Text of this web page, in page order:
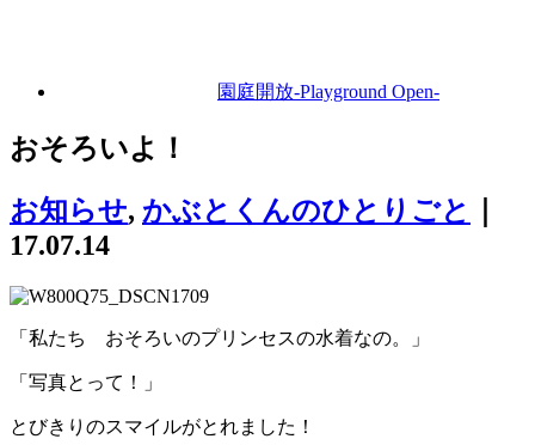
園庭開放-Playground Open-
おそろいよ！
お知らせ, かぶとくんのひとりごと
17.07.14
「私たち おそろいのプリンセスの水着なの。」
「写真とって！」
とびきりのスマイルがとれました！